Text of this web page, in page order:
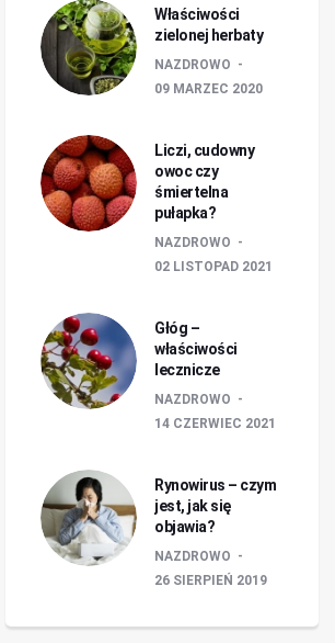
Właściwości
zielonej herbaty
NAZDROWO
09 MARZEC 2020
Liczi, cudowny
owoc czy
śmiertelna
pułapka?
NAZDROWO
02 LISTOPAD 2021
Głóg –
właściwości
lecznicze
NAZDROWO
14 CZERWIEC 2021
Rynowirus – czym
jest, jak się
objawia?
NAZDROWO
26 SIERPIEŃ 2019